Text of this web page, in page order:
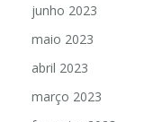
junho 2023
maio 2023
abril 2023
março 2023